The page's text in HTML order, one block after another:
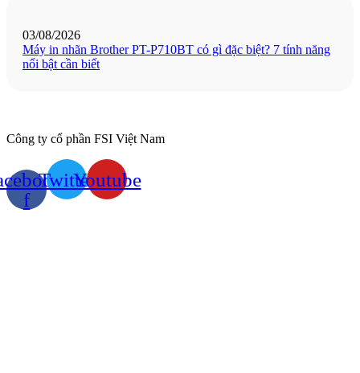
Máy in nhãn Brother PT-P710BT có gì đặc biệt? 7 tính năng
nổi bật cần biết
03/08/2026
Công ty cổ phần FSI Việt Nam
f
TwitterYoutube